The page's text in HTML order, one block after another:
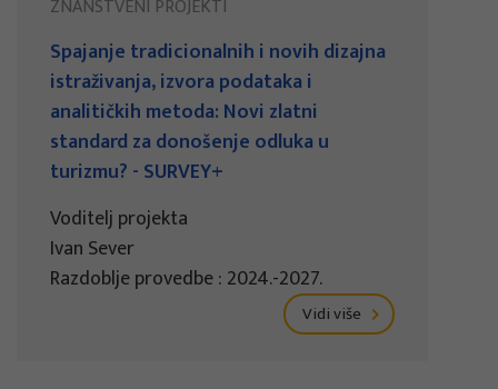
ZNANSTVENI PROJEKTI
Spajanje tradicionalnih i novih dizajna
istraživanja, izvora podataka i
analitičkih metoda: Novi zlatni
standard za donošenje odluka u
turizmu? - SURVEY+
Voditelj projekta
Ivan Sever
Razdoblje provedbe : 2024.-2027.
Vidi više